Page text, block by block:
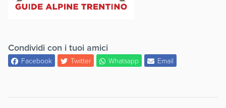
Condividi con i tuoi amici
Facebook Twitter Whatsapp Email